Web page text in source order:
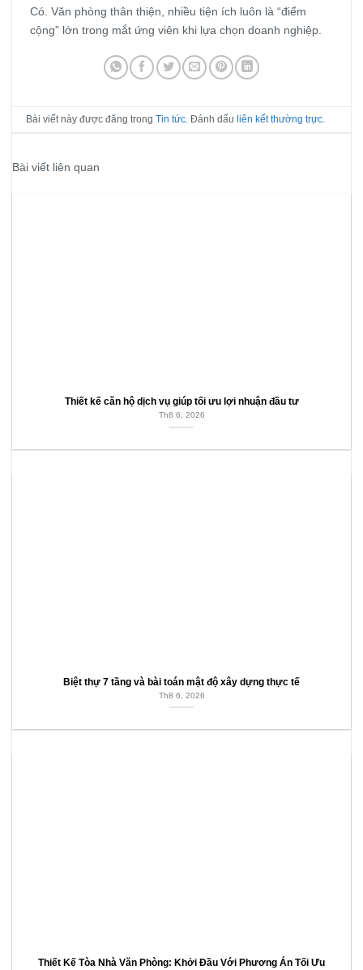
Có. Văn phòng thân thiện, nhiều tiện ích luôn là “điểm
cộng” lớn trong mắt ứng viên khi lựa chọn doanh nghiệp.
Bài viết này được đăng trongTin tức . Đánh dấu liên kết thường trực
Bài viết liên quan
Thiết kế căn hộ dịch vụ giúp tối ưu lợi nhuận đầu tư
Th8 6, 2026
Biệt thự 7 tầng và bài toán mật độ xây dựng thực tế
Th8 6, 2026
Thiết Kế Tòa Nhà Văn Phòng: Khởi Đầu Với Phương Án Tối Ưu